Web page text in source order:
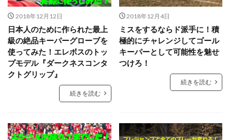
2018年12月12日
日本人のために作られた最上
級の絶品キーパーグローブを
使ってみた！エレボスのトッ
プモデル『ダークネスコンタ
クトグリップ』
続きを読む
2018年12月4日
ミスをするならド派手に！積
極的にチャレンジしてゴール
キーパーとして可能性を魅せ
つけろ！
続きを読む
パーソナルGKトレーニング
パーソナルGK練習
パーソナルトレーニング
ビジョントレーニング
ビデオカメラ
ビルドアップ
フィジカル
フォーム
フォーリング
フットワーク
フロントダイビング
ブッフォン
プライベートレッスン
プレゼント企画
プレースピード
プレー中
プレー前
ヘタフェ
ボレーキック